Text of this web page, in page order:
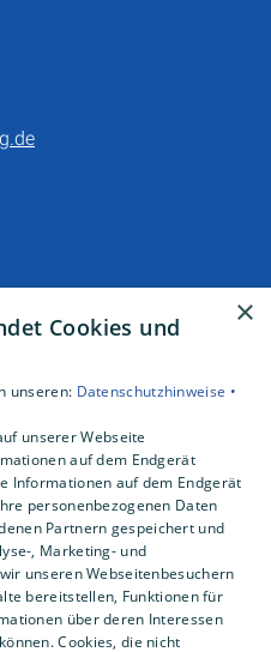
×
Cookies und
unseren: Datenschutzhinweise •
unserer Webseite
auf dem Endgerät
Informationen auf dem Endgerät
personenbezogenen Daten
Partnern gespeichert und
, Marketing- und
unseren Webseitenbesuchern
bereitstellen, Funktionen für
über deren Interessen
Cookies, die nicht